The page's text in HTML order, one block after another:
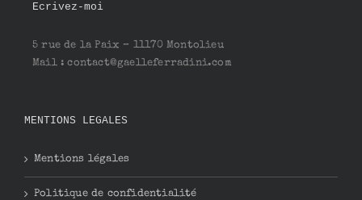
Ecrivez-moi
5 rue de la Paix – 11170 Montolieu
Mail : contact@gaelleferradini.com
MENTIONS LEGALES
Mentions légales
Politique de confidentialité